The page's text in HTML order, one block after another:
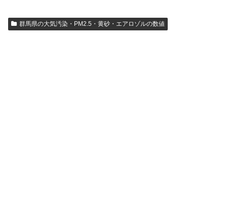
群馬県の大気汚染・PM2.5・黄砂・エアロゾルの数値